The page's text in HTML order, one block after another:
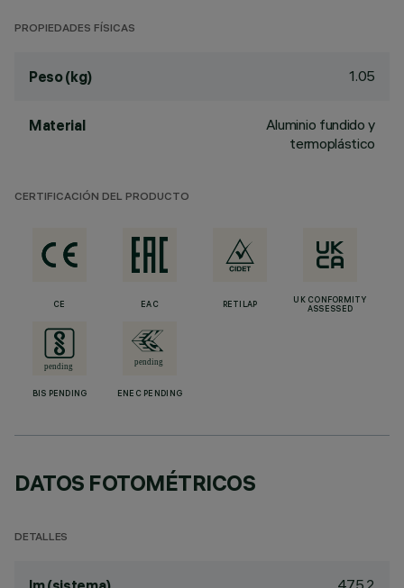
PROPIEDADES FÍSICAS
Peso (kg) 1.05
Material
Aluminio fundido y
termoplástico
CERTIFICACIÓN DEL PRODUCTO
CE EAC RETILAP
UK CONFORMITY
ASSESSED
BIS PENDING ENEC PENDING
DATOS FOTOMÉTRICOS
DETALLES
475.2